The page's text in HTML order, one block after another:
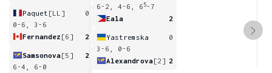
Paquet [LL]
0
0-6, 3-6
Fernandez [6] 2
Samsonova[5]
2
6-4, 6-0
6-2, 4-6, 6 5-7
Eala
2
Yastremska
0
3-6, 0-6
Alexandrova[2] 2